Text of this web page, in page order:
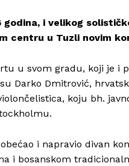
godina, i velikog
centru u Tuzli novim
u svom gradu, koji je i
Darko Dmitrović,
koju bh.
i napravio divan
i bosanskom